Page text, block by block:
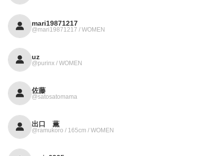
mari19871217
@mari19871217 / WOMEN
uz
@purinx / WOMEN
佐藤
@satosatomama
出口 薫
@ramukoro / 165cm / WOMEN